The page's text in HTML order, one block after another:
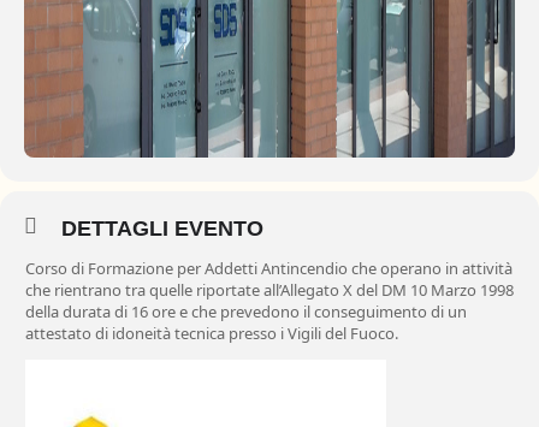
DETTAGLI EVENTO
Corso di Formazione per Addetti Antincendio che operano in attività
che rientrano tra quelle riportate all’Allegato X del DM 10 Marzo 1998
della durata di 16 ore e che prevedono il conseguimento di un
attestato di idoneità tecnica presso i Vigili del Fuoco.